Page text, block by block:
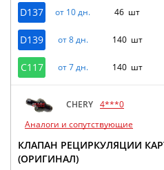
D137 от 10 дн. 46 шт
D139 от 8 дн. 140 шт
C117 от 7 дн. 140 шт
CHERY 4***0
Аналоги и сопутствующие
КЛАПАН РЕЦИРКУЛЯЦИИ
(ОРИГИНАЛ)